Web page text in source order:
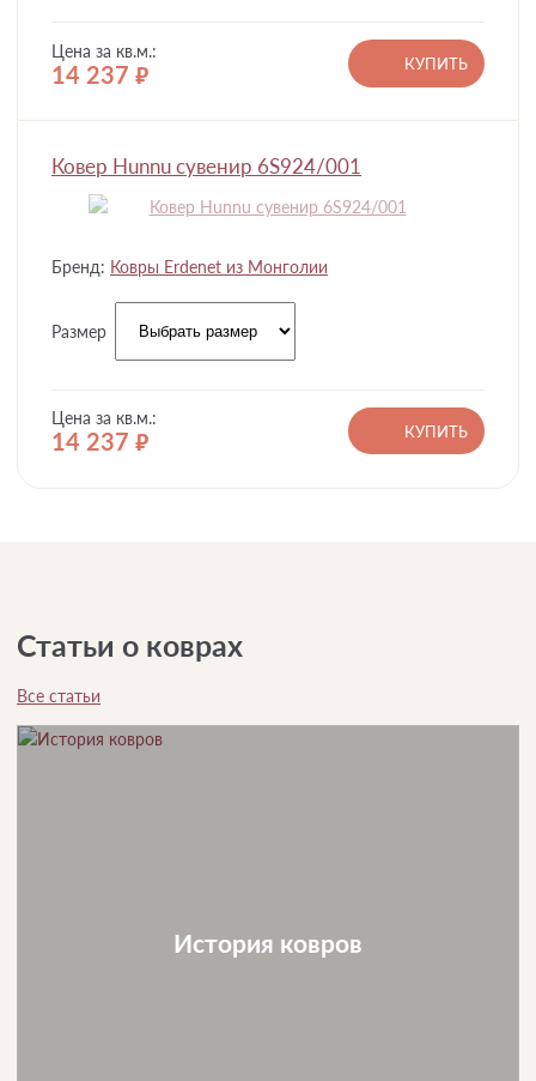
Цена за кв.м.:
14 237 руб.
КУПИТЬ
Ковер Hunnu сувенир 6S924/001
Бренд: Ковры Erdenet из Монголии
Размер
Цена за кв.м.:
14 237 руб.
КУПИТЬ
Статьи о коврах
Все статьи
История ковров